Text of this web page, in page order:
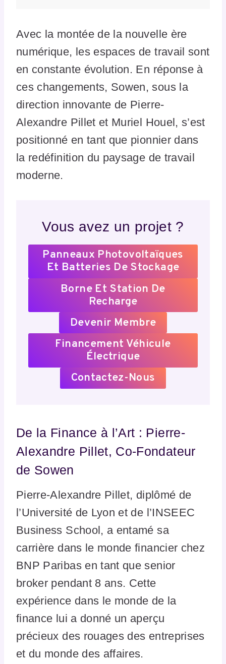
Avec la montée de la nouvelle ère
numérique, les espaces de travail sont
en constante évolution. En réponse à
ces changements, Sowen, sous la
direction innovante de Pierre-
Alexandre Pillet et Muriel Houel, s’est
positionné en tant que pionnier dans
la redéfinition du paysage de travail
moderne.
Vous avez un projet ?
Panneaux Photovoltaïques
Et Batteries De Stockage
Borne Et Station De
Recharge
Devenir Membre
Financement Véhicule
Électrique
Contactez-Nous
De la Finance à l’Art : Pierre-
Alexandre Pillet, Co-Fondateur
de Sowen
Pierre-Alexandre Pillet, diplômé de
l’Université de Lyon et de l’INSEEC
Business School, a entamé sa
carrière dans le monde financier chez
BNP Paribas en tant que senior
broker pendant 8 ans. Cette
expérience dans le monde de la
finance lui a donné un aperçu
précieux des rouages des entreprises
et du monde des affaires.